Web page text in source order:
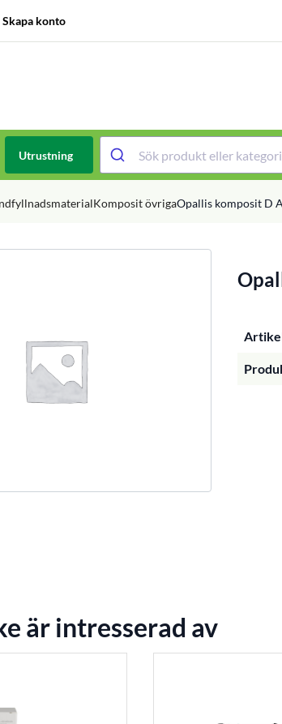
Skapa konto
Utrustning
Komposit övrigaOpallis komposit D
är intresserad av